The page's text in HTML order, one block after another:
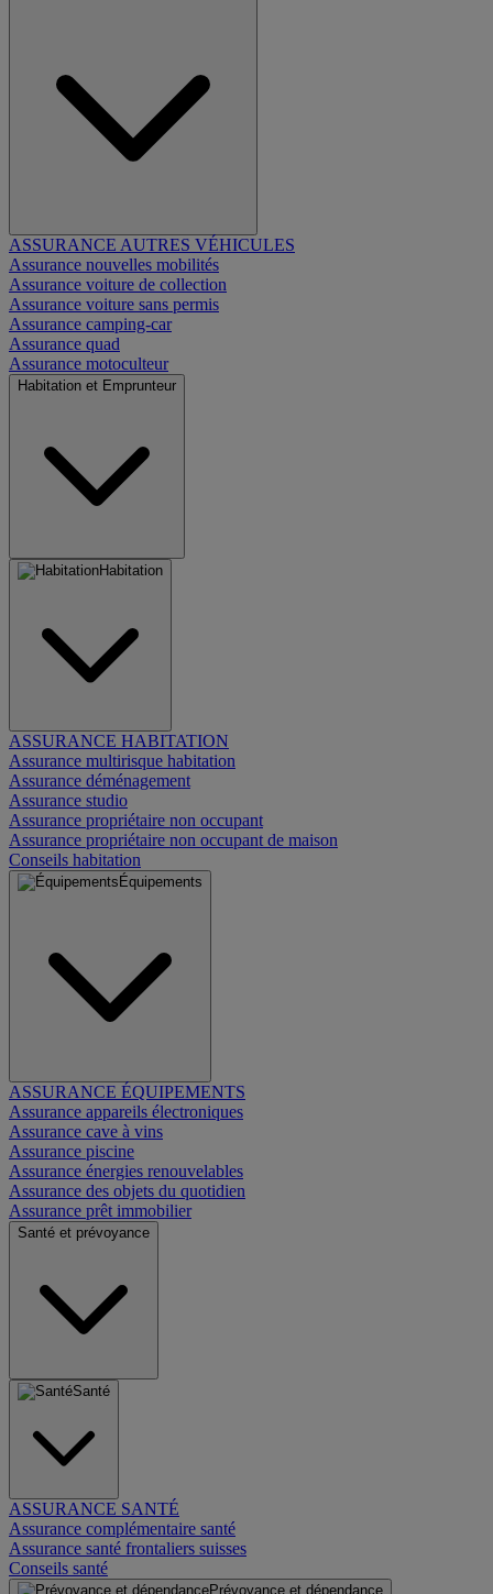
ASSURANCE AUTRES VÉHICULES
Assurance nouvelles mobilités
Assurance voiture de collection
Assurance voiture sans permis
Assurance camping-car
Assurance quad
Assurance motoculteur
Habitation et Emprunteur
Habitation
ASSURANCE HABITATION
Assurance multirisque habitation
Assurance déménagement
Assurance studio
Assurance propriétaire non occupant
Assurance propriétaire non occupant de maison
Conseils habitation
Équipements
ASSURANCE ÉQUIPEMENTS
Assurance appareils électroniques
Assurance cave à vins
Assurance piscine
Assurance énergies renouvelables
Assurance des objets du quotidien
Assurance prêt immobilier
Santé et prévoyance
Santé
ASSURANCE SANTÉ
Assurance complémentaire santé
Assurance santé frontaliers suisses
Conseils santé
Prévoyance et dépendance